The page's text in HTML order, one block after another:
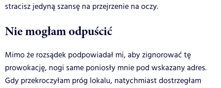
stracisz jedyną szansę na przejrzenie na oczy.
Nie mogłam odpuścić
Mimo że rozsądek podpowiadał mi, aby zignorować tę
prowokację, nogi same poniosły mnie pod wskazany adres.
Gdy przekroczyłam próg lokalu, natychmiast dostrzegłam